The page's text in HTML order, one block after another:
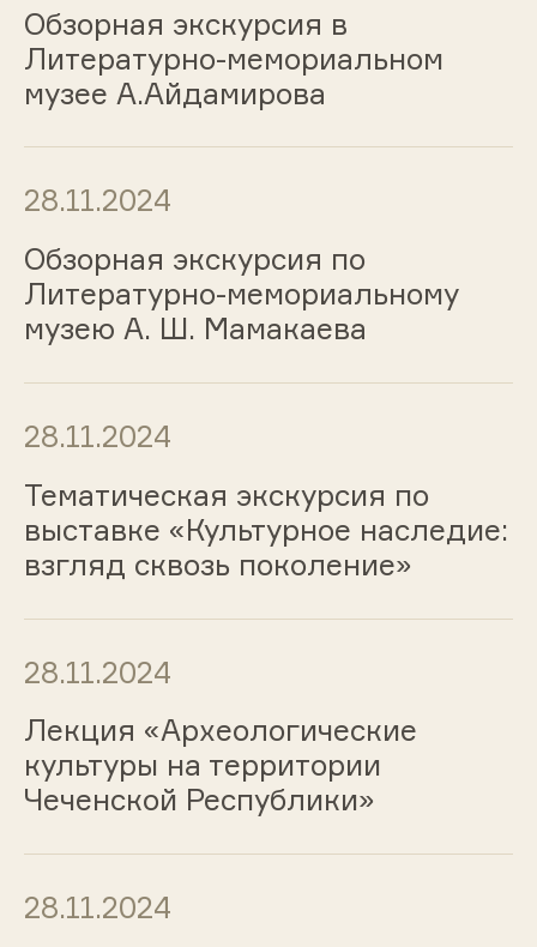
Обзорная экскурсия в
Литературно-мемориальном
музее А.Айдамирова
28.11.2024
Обзорная экскурсия по
Литературно-мемориальному
музею А. Ш. Мамакаева
28.11.2024
Тематическая экскурсия по
выставке «Культурное наследие:
взгляд сквозь поколение»
28.11.2024
Лекция «Археологические
культуры на территории
Чеченской Республики»
28.11.2024